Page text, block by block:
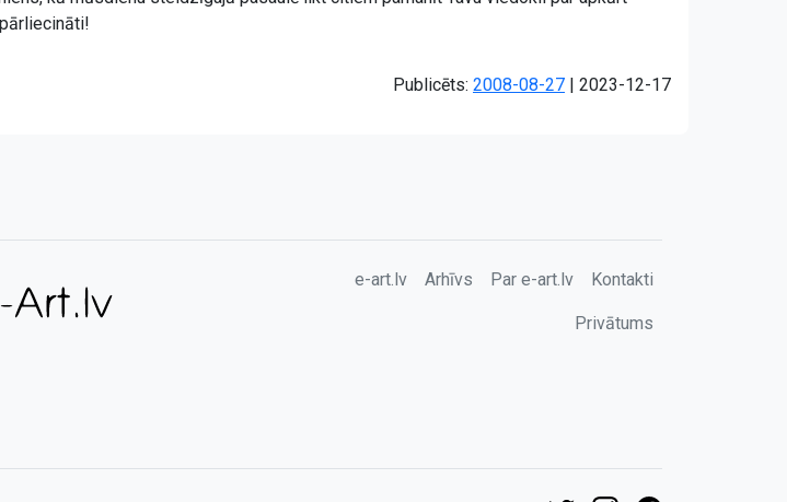
Publicēts: 2008-08-27 Atjaunots:
2023-12-17
e-art.lv Arhīvs Par e-art.lv Kontakti
Privātums